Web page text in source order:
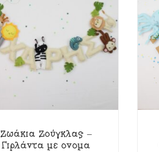
Ζωάκια Ζούγκλας –
Γιρλάντα με όνομα